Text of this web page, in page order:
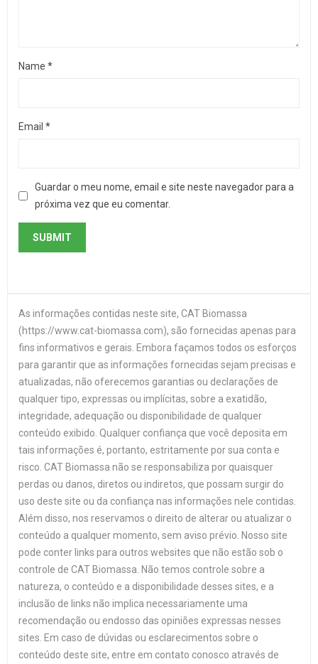
Name *
Email *
Guardar o meu nome, email e site neste navegador para a
próxima vez que eu comentar.
As informações contidas neste site, CAT Biomassa
(https://www.cat-biomassa.com), são fornecidas apenas para
fins informativos e gerais. Embora façamos todos os esforços
para garantir que as informações fornecidas sejam precisas e
atualizadas, não oferecemos garantias ou declarações de
qualquer tipo, expressas ou implícitas, sobre a exatidão,
integridade, adequação ou disponibilidade de qualquer
conteúdo exibido. Qualquer confiança que você deposita em
tais informações é, portanto, estritamente por sua conta e
risco. CAT Biomassa não se responsabiliza por quaisquer
perdas ou danos, diretos ou indiretos, que possam surgir do
uso deste site ou da confiança nas informações nele contidas.
Além disso, nos reservamos o direito de alterar ou atualizar o
conteúdo a qualquer momento, sem aviso prévio. Nosso site
pode conter links para outros websites que não estão sob o
controle de CAT Biomassa. Não temos controle sobre a
natureza, o conteúdo e a disponibilidade desses sites, e a
inclusão de links não implica necessariamente uma
recomendação ou endosso das opiniões expressas nesses
sites. Em caso de dúvidas ou esclarecimentos sobre o
conteúdo deste site, entre em contato conosco através de